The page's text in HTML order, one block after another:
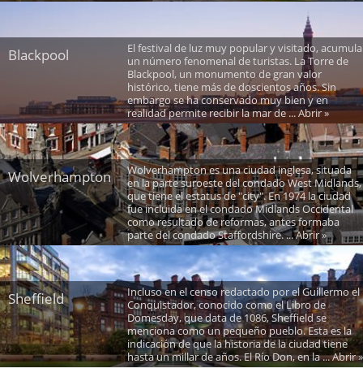
Blackpool
El festival de luz muy popular y visitado, acumula
un número fenomenal de turistas. La Torre de
Blackpool, un monumento de gran valor
histórico, tiene más de doscientos años. Sin
embargo se ha conservado muy bien y en
realidad permite recibir la mar de ... Abrir »
Wolverhampton
Wolverhampton es una ciudad inglesa, situada
en la parte suroeste del condado West Midlands,
que tiene el estatus de "city". En 1974 la ciudad
fue incluida en el condado Midlands Occidental
como resultado de reformas, antes formaba
parte del condado Staffordshire. ... Abrir »
Sheffield
Incluso en el censo redactado por el Guillermo el
Conquistador, conocido como el Libro de
Domesday, que data de 1086, Sheffield se
menciona como un pequeño pueblo. Esta es la
indicación de que la historia de la ciudad tiene
hasta un millar de años. El Río Don, en la ... Abrir »